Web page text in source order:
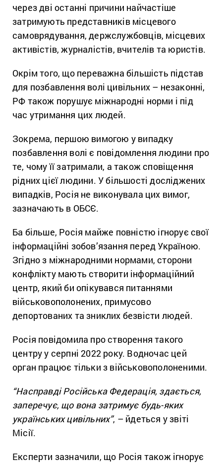
через дві останні причини найчастіше
затримують представників місцевого
самоврядування, держслужбовців, місцевих
активістів, журналістів, вчителів та юристів.
Окрім того, що переважна більшість підстав
для позбавлення волі цивільних – незаконні,
РФ також порушує міжнародні норми і під
час утримання цих людей.
Зокрема, першою вимогою у випадку
позбавлення волі є повідомлення людини про
те, чому її затримали, а також сповіщення
рідних цієї людини. У більшості досліджених
випадків, Росія не виконувала цих вимог,
зазначають в ОБСЄ.
Ба більше, Росія майже повністю ігнорує свої
інформаційні зобов’язання перед Україною.
Згідно з міжнародними нормами, сторони
конфлікту мають створити інформаційний
центр, який би опікувався питаннями
військовополонених, примусово
депортованих та зниклих безвісти людей.
Росія повідомила про створення такого
центру у серпні 2022 року. Водночас цей
орган працює тільки з військовополоненими.
“Насправді Російська Федерація, здається,
заперечує, що вона затримує будь-яких
українських цивільних”, – йдеться у звіті
Місії.
Експерти зазначили, що Росія також ігнорує